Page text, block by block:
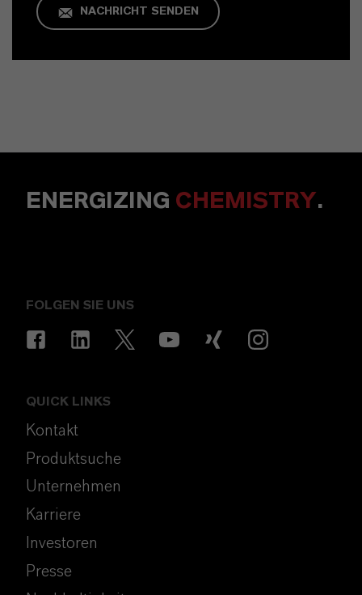
NACHRICHT SENDEN
ENERGIZING CHEMISTRY.
FOLGEN SIE UNS
QUICK LINKS
Kontakt
Produktsuche
Unternehmen
Karriere
Investoren
Presse